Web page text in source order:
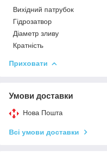
Вихідний патрубок
Гідрозатвор
Діаметр зливу
Кратність
Приховати
Умови доставки
Нова Пошта
Всі умови доставки